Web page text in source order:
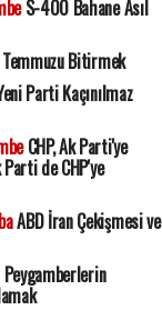
S-400 Bahane Asıl
Bitirmek
Parti Kaçınılmaz
CHP, Ak Parti'ye
de CHP'ye
ABD İran Çekişmesi ve
Peygamberlerin